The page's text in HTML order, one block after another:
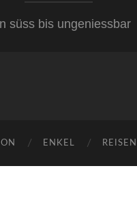
süss bis ungeniessbar
ENKEL REISEN